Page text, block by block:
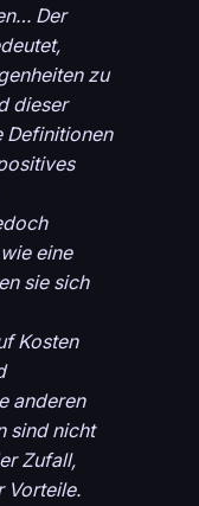
Der
zu
dieser
Definitionen
eine
sie sich
Kosten
anderen
sind nicht
Zufall,
Vorteile.